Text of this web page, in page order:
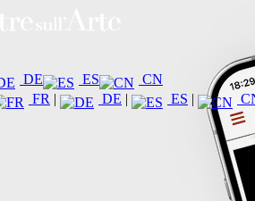
DE ES
CN
FR | DE | ES |